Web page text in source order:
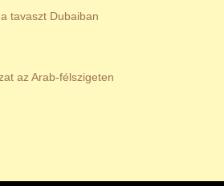
tavaszt Dubaiban
az Arab-félszigeten